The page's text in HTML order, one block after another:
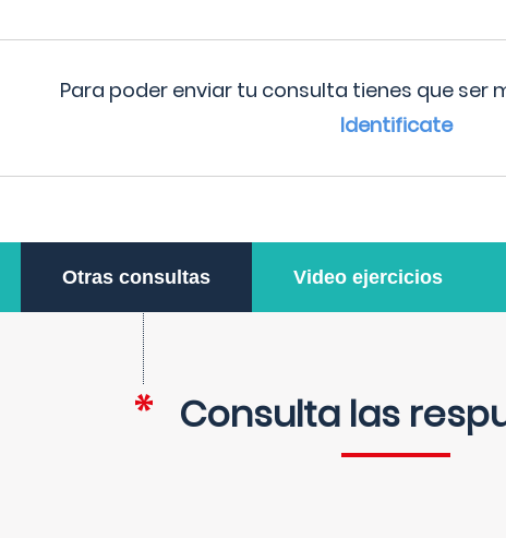
Para poder enviar tu consulta tienes que ser
Identificate
Otras consultas Video ejercicios
Consulta las